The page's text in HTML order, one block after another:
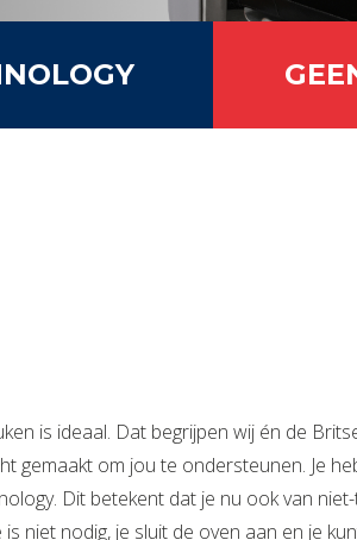
is ideaal. Dat begrijpen wij én de
gemaakt om jou te ondersteunen. Je
Dit betekent dat je nu ook van
niet nodig, je sluit de oven aan en je